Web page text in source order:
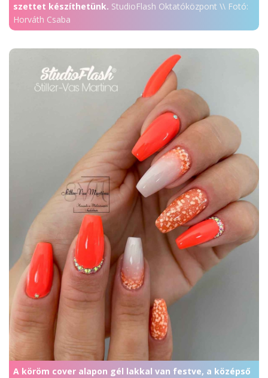
szettet készíthetünk. StudioFlash Oktatóközpont \\ Fotó:
Horváth Csaba
A köröm cover alapon gél lakkal van festve, a középső